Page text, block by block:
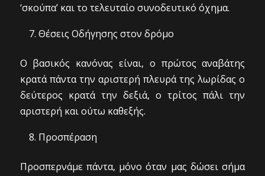
‘σκούπα’ και το τελευταίο συνοδευτικό όχημα.
Θέσεις Οδήγησης στον δρόμο
Ο βασικός κανόνας είναι, ο πρώτος αναβάτης
κρατά πάντα την αριστερή πλευρά της λωρίδας ο
δεύτερος κρατά την δεξιά, ο τρίτος πάλι την
αριστερή και ούτω καθεξής.
Προσπέραση
Προσπερνάμε πάντα, μόνο όταν μας δώσει σήμα